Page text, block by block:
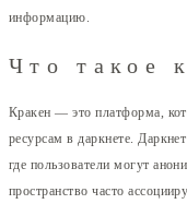
информацию.
Что такое
Кракен — это платформа,
ресурсам в даркнете.
где пользователи могут
пространство часто